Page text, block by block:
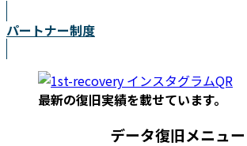
パートナー制度
最新の復旧実績を載せています。
データ復旧メニュー